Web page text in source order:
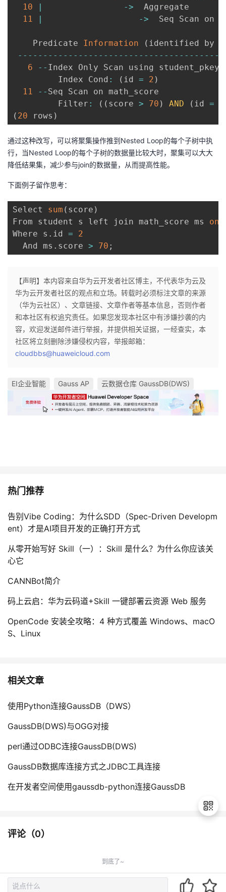
10
| ->
11
| ->
Seq
    Predicate
Information ( identified by
-- -- -- -- -- -- -- -- -- -- -- -- -- -- -- -- -- -- -- --
6
-- Index Only Scan using student_pkey
         Index Cond
: ( id = 2 )
11
-- Seq Scan on math_score
         Filter
: ( ( score > 70 ) AND ( id =
( 20 rows )
通过这种改写，可以将聚集操作推到Nested Loop的每个子树中执
行，当Nested Loop的每个子树的数据量比较大时，聚集可以大大
降低结果集，减少参与join的数据量，从而提高性能。
下面例子留作思考：
Select sum ( score )
From student s left join math_score ms on
Where s . id =
2
  And ms
. score > 70 ;
【声明】本内容来自华为云开发者社区博主，不代表华为云及
华为云开发者社区的观点和立场。转载时必须标注文章的来源
（华为云社区）、文章链接、文章作者等基本信息，否则作者
和本社区有权追究责任。如果您发现本社区中有涉嫌抄袭的内
容，欢迎发送邮件进行举报，并提供相关证据，一经查实，本
社区将立刻删除涉嫌侵权内容，举报邮箱：
cloudbbs@huaweicloud.com
EI企业智能 Gauss AP 云数据仓库 GaussDB(DWS)
热门推荐
告别Vibe Coding：为什么SDD（Spec-Driven Developm
ent）才是AI项目开发的正确打开方式
从零开始写好 Skill（一）：Skill 是什么？为什么你应该关
心它
CANNBot简介
码上云启：华为云码道+Skill 一键部署云资源 Web 服务
OpenCode 安装全攻略：4 种方式覆盖 Windows、macO
S、Linux
相关文章
使用Python连接GaussDB（DWS）
GaussDB(DWS)与OGG对接
perl通过ODBC连接GaussDB(DWS)
GaussDB数据库连接方式之JDBC工具连接
在开发者空间使用gaussdb-python连接GaussDB
评论（0）
到底了~